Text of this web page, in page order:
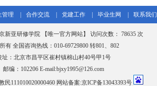
管理 合作交流 党建工作 毕业生网 联系我们
新亚研修学院 【唯一官方网站】 访问次数： 78635 次
有 全国咨询热线：010-69729800 转801、802
址：北京市昌平区崔村镇棉山村40号甲1号
邮编：102206 E-mail:bjxy1995@126.com
民111010020000460 网站备案:京ICP备13043393号